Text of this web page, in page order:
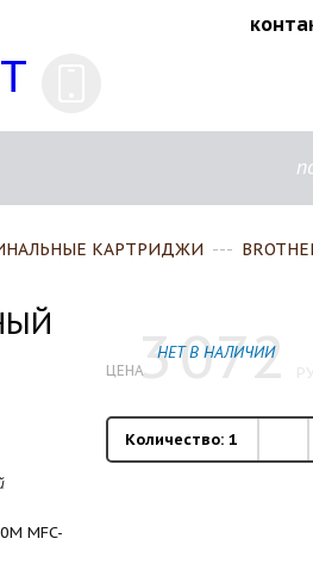
КАРТРИДЖИ ---
ЦЕНА3072
НЕТ В НАЛИЧИИ
Количество: 1
MFC-